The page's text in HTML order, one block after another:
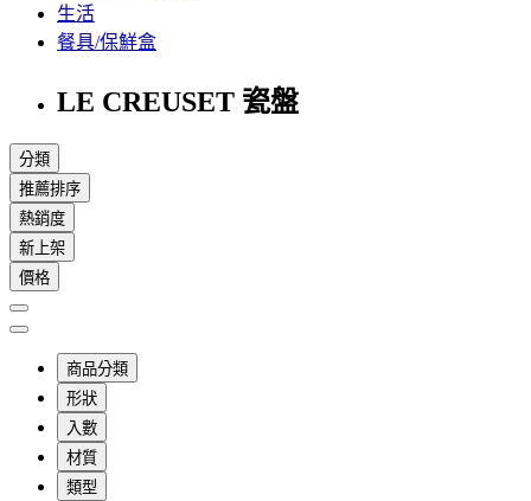
生活
餐具/保鮮盒
LE CREUSET 瓷盤
分類
推薦排序
熱銷度
新上架
價格
商品分類
形狀
入數
材質
類型